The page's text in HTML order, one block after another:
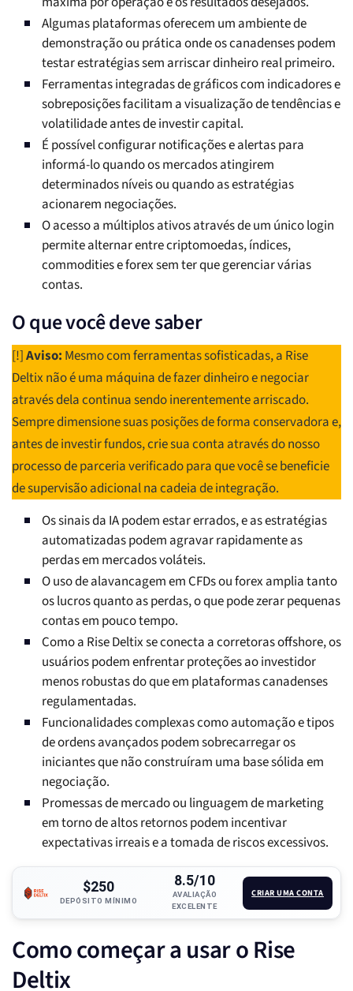
Algumas plataformas oferecem um ambiente de
demonstração ou prática onde os canadenses podem
testar estratégias sem arriscar dinheiro real primeiro.
Ferramentas integradas de gráficos com indicadores e
sobreposições facilitam a visualização de tendências e
volatilidade antes de investir capital.
É possível configurar notificações e alertas para
informá-lo quando os mercados atingirem
determinados níveis ou quando as estratégias
acionarem negociações.
O acesso a múltiplos ativos através de um único login
permite alternar entre criptomoedas, índices,
commodities e forex sem ter que gerenciar várias
contas.
O que você deve saber
[!]Aviso: Mesmo com ferramentas sofisticadas, a Rise
Deltix não é uma máquina de fazer dinheiro e negociar
através dela continua sendo inerentemente arriscado.
Sempre dimensione suas posições de forma conservadora e,
antes de investir fundos, crie sua conta através do nosso
processo de parceria verificado para que você se beneficie
de supervisão adicional na cadeia de integração.
Os sinais da IA podem estar errados, e as estratégias
automatizadas podem agravar rapidamente as
perdas em mercados voláteis.
O uso de alavancagem em CFDs ou forex amplia tanto
os lucros quanto as perdas, o que pode zerar pequenas
contas em pouco tempo.
Como a Rise Deltix se conecta a corretoras offshore, os
usuários podem enfrentar proteções ao investidor
menos robustas do que em plataformas canadenses
regulamentadas.
Funcionalidades complexas como automação e tipos
de ordens avançados podem sobrecarregar os
iniciantes que não construíram uma base sólida em
negociação.
Promessas de mercado ou linguagem de marketing
em torno de altos retornos podem incentivar
expectativas irreais e a tomada de riscos excessivos.
$250
DEPÓSITO MÍNIMO
8.5/10
AVALIAÇÃO
EXCELENTE
CRIAR UMA CONTA
Como começar a usar o Rise
Deltix